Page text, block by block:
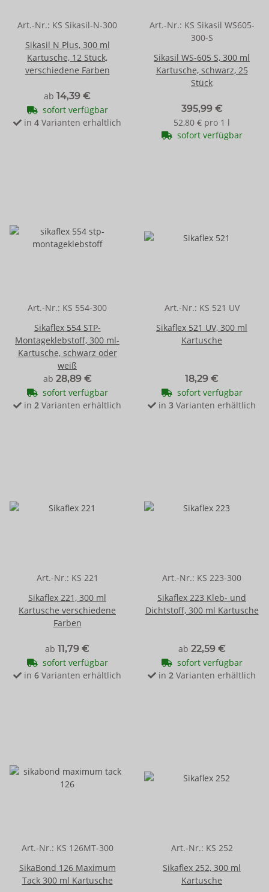
Art.-Nr.: KS Sikasil-N-300
Sikasil N Plus, 300 ml
Kartusche, 12 Stück,
verschiedene Farben
ab 14,39 €
sofort verfügbar
in 4 Varianten erhältlich
Art.-Nr.: KS Sikasil WS605-
300-S
Sikasil WS-605 S, 300 ml
Kartusche, schwarz, 25
Stück
395,99 €
52,80 € pro 1 l
sofort verfügbar
Art.-Nr.: KS 554-300
Sikaflex 554 STP-
Montageklebstoff, 300 ml-
Kartusche, schwarz oder
weiß
ab 28,89 €
sofort verfügbar
in 2 Varianten erhältlich
Art.-Nr.: KS 521 UV
Sikaflex 521 UV, 300 ml
Kartusche
18,29 €
sofort verfügbar
in 3 Varianten erhältlich
Art.-Nr.: KS 221
Sikaflex 221, 300 ml
Kartusche verschiedene
Farben
ab 11,79 €
sofort verfügbar
in 6 Varianten erhältlich
Art.-Nr.: KS 223-300
Sikaflex 223 Kleb- und
Dichtstoff, 300 ml Kartusche
ab 22,59 €
sofort verfügbar
in 2 Varianten erhältlich
Art.-Nr.: KS 126MT-300
SikaBond 126 Maximum
Tack 300 ml Kartusche
Art.-Nr.: KS 252
Sikaflex 252, 300 ml
Kartusche